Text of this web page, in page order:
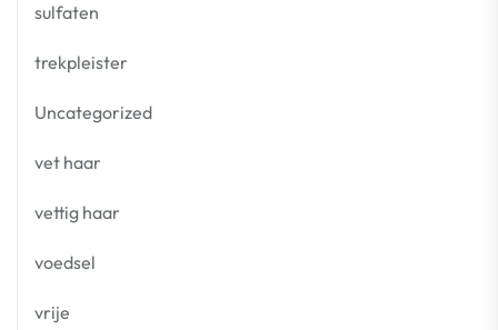
sulfaten
trekpleister
Uncategorized
vet haar
vettig haar
voedsel
vrije